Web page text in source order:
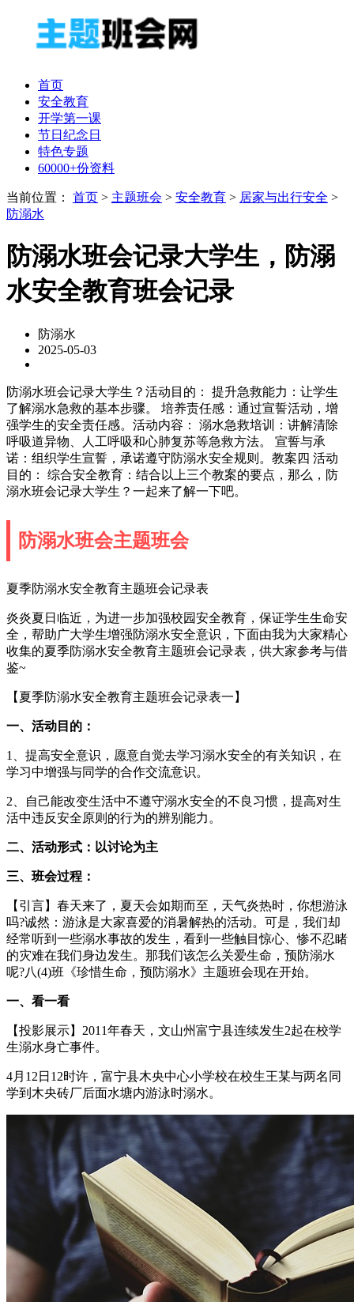
首页
安全教育
开学第一课
节日纪念日
特色专题
60000+份资料
当前位置： 首页 > 主题班会 > 安全教育 > 居家与出行安全 >
防溺水
防溺水班会记录大学生，防溺
水安全教育班会记录
防溺水
2025-05-03
防溺水班会记录大学生？活动目的： 提升急救能力：让学生
了解溺水急救的基本步骤。 培养责任感：通过宣誓活动，增
强学生的安全责任感。活动内容： 溺水急救培训：讲解清除
呼吸道异物、人工呼吸和心肺复苏等急救方法。 宣誓与承
诺：组织学生宣誓，承诺遵守防溺水安全规则。教案四 活动
目的： 综合安全教育：结合以上三个教案的要点，那么，防
溺水班会记录大学生？一起来了解一下吧。
防溺水班会主题班会
夏季防溺水安全教育主题班会记录表
炎炎夏日临近，为进一步加强校园安全教育，保证学生生命安
全，帮助广大学生增强防溺水安全意识，下面由我为大家精心
收集的夏季防溺水安全教育主题班会记录表，供大家参考与借
鉴~
【夏季防溺水安全教育主题班会记录表一】
一、活动目的：
1、提高安全意识，愿意自觉去学习溺水安全的有关知识，在
学习中增强与同学的合作交流意识。
2、自己能改变生活中不遵守溺水安全的不良习惯，提高对生
活中违反安全原则的行为的辨别能力。
二、活动形式：以讨论为主
三、班会过程：
【引言】春天来了，夏天会如期而至，天气炎热时，你想游泳
吗?诚然：游泳是大家喜爱的消暑解热的活动。可是，我们却
经常听到一些溺水事故的发生，看到一些触目惊心、惨不忍睹
的灾难在我们身边发生。那我们该怎么关爱生命，预防溺水
呢?八(4)班《珍惜生命，预防溺水》主题班会现在开始。
一、看一看
【投影展示】2011年春天，文山州富宁县连续发生2起在校学
生溺水身亡事件。
4月12日12时许，富宁县木央中心小学校在校生王某与两名同
学到木央砖厂后面水塘内游泳时溺水。